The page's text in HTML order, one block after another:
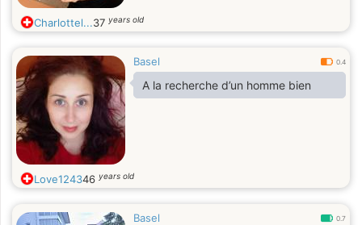
Charlottel...37 years old
Basel 0.4
A la recherche d’un homme bien
Love124346 years old
Basel 0.7